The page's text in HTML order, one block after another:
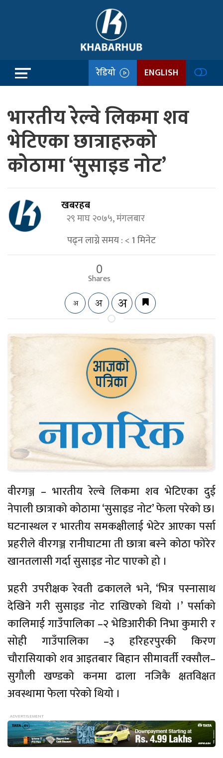
रेडियो ENGLISH
भारतीय रेल्वे लिकमा शव
भेटिएका छात्राहरुको
कोठामा ‘सुसाइड नोट’
खबरहब
२९ माघ २०७५, मंगलबार
पढ्न लाग्ने समय :< 1मिनेट
0
Shares
वीरगञ्ज – भारतीय रेल्वे लिकमा शव भेटिएका दुई
नेपाली छात्राको कोठामा ‘सुसाइड नोट’ फेला परेको छ।
घटनास्थल र भारतीय समकक्षीलाई भेटेर आएका पर्सा
प्रहरीले वीरगञ्ज रानीघाटमा ती छात्रा बस्ने कोठा फोरेर
खानतलासी गर्दा सुसाइड नोट पाएको हो ।
प्रहरी उपरीक्षक रेवती ढकालले भने, ‘भित्र पस्नासाथ
देखिने गरी सुसाइड नोट राखिएको थियो ।’ पर्साको
कालिमाई गाउँपालिका –२ भेडिआरीकी निभा कुमारी र
सोही गाउँपालिका –३ हरिहरपुरकी किरण
चौरासियाको शव आइतबार बिहान सीमावर्ती रक्सौल–
सुगौली खण्डको कनमा ढाला नजिकै क्षतविक्षत
अवस्थामा फेला परेको थियो ।